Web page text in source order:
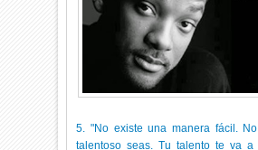
5. "No existe una manera fácil.
talentoso seas. Tu talento te va